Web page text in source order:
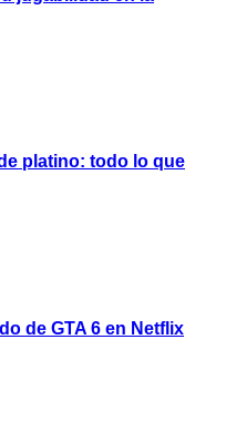
platino: todo lo que
de GTA 6 en Netflix